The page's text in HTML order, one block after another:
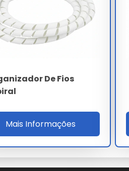
a aquisição através de
na escolha do
De Fios
Mais Informações